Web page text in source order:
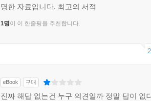
명한 자료입니다. 최고의 서적
1명이 이 한줄평을 추천합니다.
eBook 구매
진짜 해답 없는건 누구 의견일까 정말 답이 없